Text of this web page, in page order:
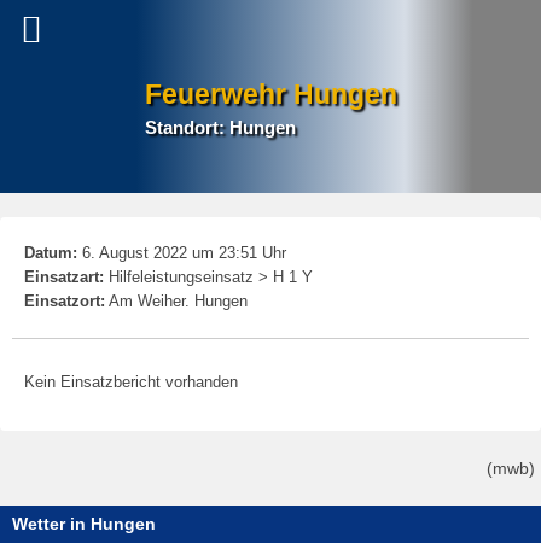
Feuerwehr Hungen
Standort: Hungen
Datum: 6. August 2022 um 23:51 Uhr
Einsatzart: Hilfeleistungseinsatz > H 1 Y
Einsatzort: Am Weiher. Hungen
Kein Einsatzbericht vorhanden
(mwb)
Wetter in Hungen